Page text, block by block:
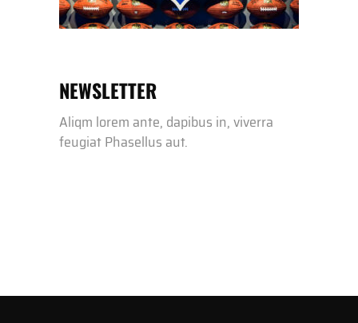
NEWSLETTER
Aliqm lorem ante, dapibus in, viverra
feugiat Phasellus aut.